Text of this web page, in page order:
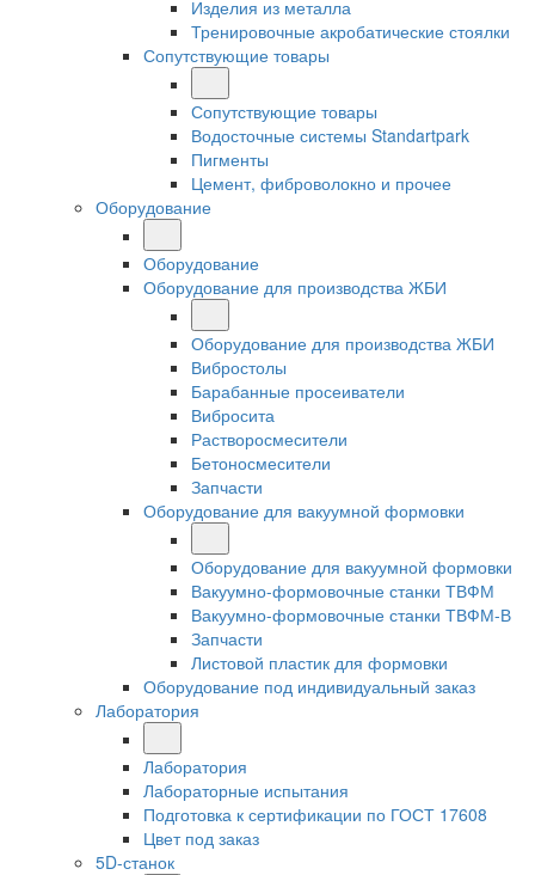
Изделия из металла
Тренировочные акробатические стоялки
Сопутствующие товары
Сопутствующие товары
Водосточные системы Standartpark
Пигменты
Цемент, фиброволокно и прочее
Оборудование
Оборудование
Оборудование для производства ЖБИ
Оборудование для производства ЖБИ
Вибростолы
Барабанные просеиватели
Вибросита
Растворосмесители
Бетоносмесители
Запчасти
Оборудование для вакуумной формовки
Оборудование для вакуумной формовки
Вакуумно-формовочные станки ТВФМ
Вакуумно-формовочные станки ТВФМ-В
Запчасти
Листовой пластик для формовки
Оборудование под индивидуальный заказ
Лаборатория
Лаборатория
Лабораторные испытания
Подготовка к сертификации по ГОСТ 17608
Цвет под заказ
5D-станок